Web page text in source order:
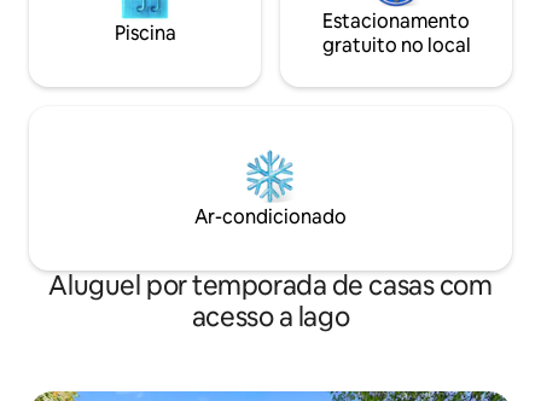
Piscina
Estacionamento
gratuito no local
Ar-condicionado
Aluguel por temporada de casas com
acesso a lago